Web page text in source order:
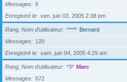
Messages
6
Enregistré le
ven. juin 03, 2005 2:38 pm
Rang, Nom d’utilisateur ***** Bernard
Messages
120
Enregistré le
sam. juin 04, 2005 4:29 am
Rang, Nom d’utilisateur *3* Marc
Messages
672